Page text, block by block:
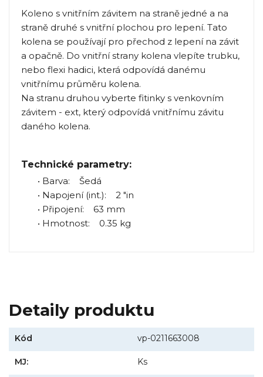
Koleno s vnitřním závitem na straně jedné a na
straně druhé s vnitřní plochou pro lepení. Tato
kolena se používají pro přechod z lepení na závit
a opačně. Do vnitřní strany kolena vlepíte trubku,
nebo flexi hadici, která odpovídá danému
vnitřnímu průměru kolena.
Na stranu druhou vyberte fitinky s venkovním
závitem - ext, který odpovídá vnitřnímu závitu
daného kolena.
Technické parametry:
• Barva: Šedá
• Napojení (int.): 2 "in
• Připojení: 63 mm
• Hmotnost: 0.35 kg
Detaily produktu
Kód vp-0211663008
MJ: Ks